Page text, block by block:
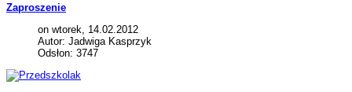
Zaproszenie
on wtorek, 14.02.2012
Autor: Jadwiga Kasprzyk
Odsłon: 3747